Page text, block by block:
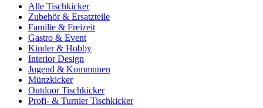
Alle Tischkicker
Zubehör & Ersatzteile
Familie & Freizeit
Gastro & Event
Kinder & Hobby
Interior Design
Jugend & Kommunen
Münzkicker
Outdoor Tischkicker
Profi- & Turnier Tischkicker